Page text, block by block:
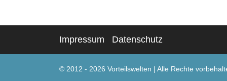
Impressum Datenschutz
© 2012 - 2026 Vorteilswelten | Alle Rechte